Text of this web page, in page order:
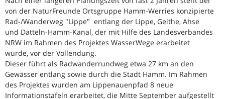
von der NaturFreunde Ortsgruppe Hamm-Werries konzipierte
Rad-/Wanderweg "Lippe" entlang der Lippe, Geithe, Ahse
und Datteln-Hamm-Kanal, der mit Hilfe des Landesverbandes
NRW im Rahmen des Projektes WasserWege erarbeitet
wurde, vor der Vollendung.
Dieser führt als Radwanderrundweg etwa 27 km an den
Gewässer entlang sowie durch die Stadt Hamm. Im Rahmen
des Projektes wurden am Lippenauenpfad 8 neue
Informationstafeln erarbeitet, die Mitte September aufgestellt